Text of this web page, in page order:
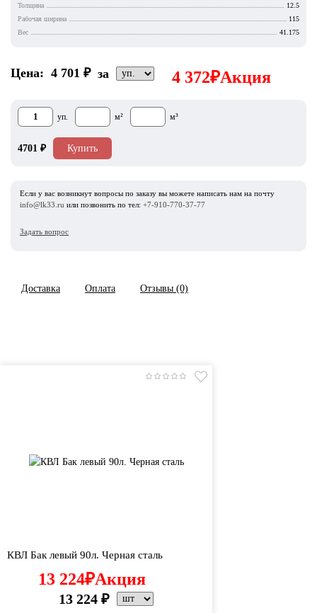
Толщина
12.5
Рабочая ширина
115
Вес
41.175
Цена: 4 701 ₽ за 4 372₽Акция
уп. м² м³
4701 ₽ Купить
Если у вас возникнут вопросы по заказу вы можете написать нам на почту
info@lk33.ru или позвонить по тел: +7-910-770-37-77
Задать вопрос
Доставка Оплата Отзывы (0)
КВЛ Бак левый 90л. Черная сталь
13 224₽Акция
13 224 ₽